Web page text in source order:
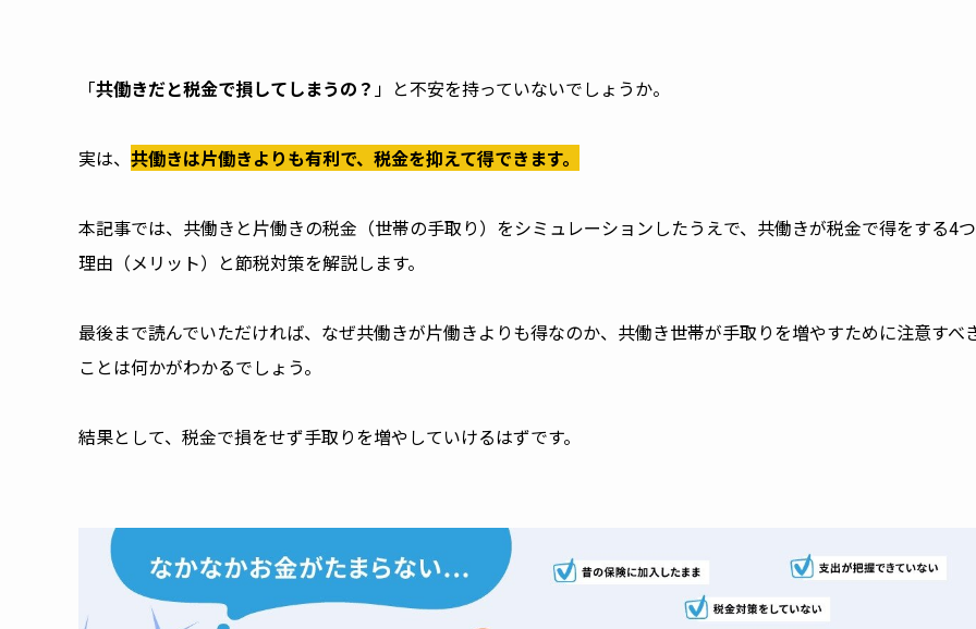
「共働きだと税金で損してしまうの？」と不安を持っていないでしょうか。
実は、 共働きは片働きよりも有利で、税金を抑えて得できます。
本記事では、共働きと片働きの税金（世帯の手取り）をシミュレーションしたうえで、共働きが税金で得をする4
理由（メリット）と節税対策を解説します。
最後まで読んでいただければ、なぜ共働きが片働きよりも得なのか、共働き世帯が手取りを増やすために注意すべ
ことは何かがわかるでしょう。
結果として、税金で損をせず手取りを増やしていけるはずです。